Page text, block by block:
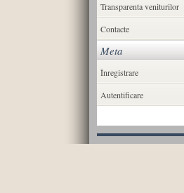
Transparenta veniturilor
Contacte
Meta
Înregistrare
Autentificare